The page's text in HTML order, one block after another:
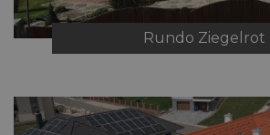
Rundo Ziegelrot